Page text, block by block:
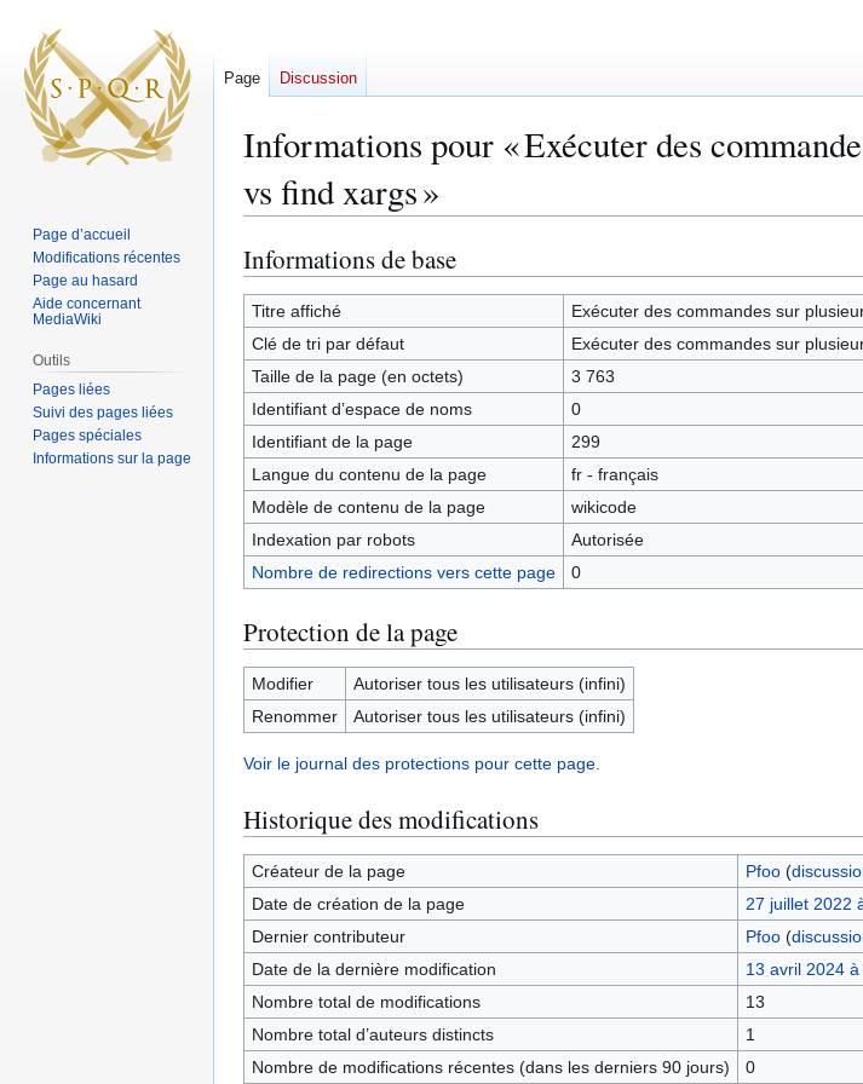
Informations pour « Exécuter des
vs find xargs »
Aller
à
la
navigation
Aller
à
la
recherche
Informations de base
Titre affiché
Exécuter des commandes sur
Clé de tri par défaut
Exécuter des commandes sur
Taille de la page (en octets)
3 763
Identifiant dʼespace de noms
0
Identifiant de la page
299
Langue du contenu de la page
fr - français
Modèle de contenu de la page
wikicode
Indexation par robots
Autorisée
Nombre de redirections vers cette page
0
Protection de la page
Modifier
Autoriser tous les utilisateurs (infini)
Renommer
Autoriser tous les utilisateurs (infini)
Voir le journal des protections pour cette page.
Historique des modifications
Créateur de la page Pfoo (
Date de création de la page
27 juillet 2022
Dernier contributeur
Pfoo (
Date de la dernière modification
13 avril 2024
Nombre total de modifications
13
Nombre total d’auteurs distincts
1
Nombre de modifications récentes (dans les derniers 90 jours)
0
Page Discussion
Page d’accueil
Modifications récentes
Page au hasard
Aide concernant
MediaWiki
Outils
Pages liées
Suivi des pages liées
Pages spéciales
Informations sur la page